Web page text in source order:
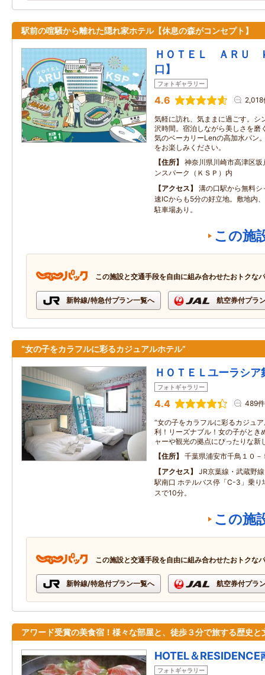
駅前の喧騒から離れた隠れ家ホテル【休息の森がコンセプト】
ＨＯＴＥＬ ＡＲＵ
口】
フォトギャラリー
4.6 2,018
気軽に訪れ、気ままに過ごす。シ
沢時間。宿泊しながら美しさを磨
気のベーカリーLenの高加水パン
をお楽しみください。
住所
神奈川県川崎市高津区
ンスパーク（ＫＳＰ）内
アクセス
溝の口駅から無料
速ICからも5分の好立地。敷地内
駐車場あり。
この施
この施設と交通手段を自由に組み合わせたおトクな
新幹線/特急付プラン一覧へ 航空券付プラ
“女の子をカラフルに彩るカジュアルホテル”
ＨＯＴＥＬユーラシ
フォトギャラリー
4.4 489件
“女の子をカラフルに彩るカジュ
利！リーズナブル！女の子がとき
ャーや観光の拠点にぴったりな新
住所
千葉県浦安市千鳥１０－
アクセス
JR京葉線・武蔵野
駅南口 ホテルバス停「C-3」乗り
スで10分。
この施
この施設と交通手段を自由に組み合わせたおトクな
新幹線/特急付プラン一覧へ 航空券付プラ
アワード受賞の美食宿！様々な部屋と、徒歩３分で旅する歴史と
HOTEL＆RESIDENCE
フォトギャラリー